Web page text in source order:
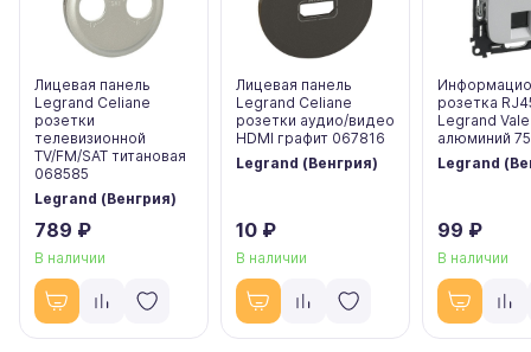
Лицевая панель
Legrand Celiane
розетки
телевизионной
TV/FM/SAT титановая
068585
Legrand (Венгрия)
789 ₽
В наличии
Лицевая панель
Legrand Celiane
розетки аудио/видео
HDMI графит 067816
Legrand (Венгрия)
10 ₽
В наличии
розетка
Legrand
алюминий
Legrand
99 ₽
В наличии